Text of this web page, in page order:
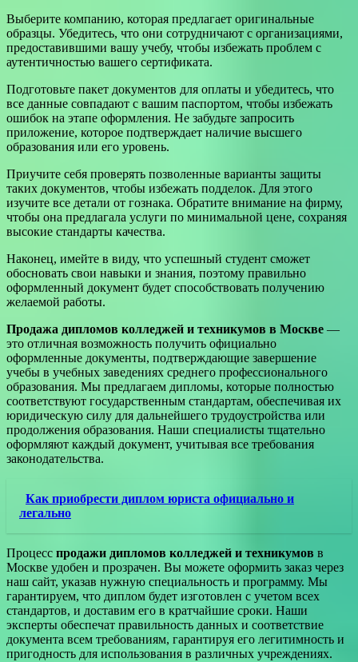
Выберите компанию, которая предлагает оригинальные
образцы. Убедитесь, что они сотрудничают с организациями,
предоставившими вашу учебу, чтобы избежать проблем с
аутентичностью вашего сертификата.
Подготовьте пакет документов для оплаты и убедитесь, что
все данные совпадают с вашим паспортом, чтобы избежать
ошибок на этапе оформления. Не забудьте запросить
приложение, которое подтверждает наличие высшего
образования или его уровень.
Приучите себя проверять позволенные варианты защиты
таких документов, чтобы избежать подделок. Для этого
изучите все детали от гознака. Обратите внимание на фирму,
чтобы она предлагала услуги по минимальной цене, сохраняя
высокие стандарты качества.
Наконец, имейте в виду, что успешный студент сможет
обосновать свои навыки и знания, поэтому правильно
оформленный документ будет способствовать получению
желаемой работы.
Продажа дипломов колледжей и техникумов в Москве —
это отличная возможность получить официально
оформленные документы, подтверждающие завершение
учебы в учебных заведениях среднего профессионального
образования. Мы предлагаем дипломы, которые полностью
соответствуют государственным стандартам, обеспечивая их
юридическую силу для дальнейшего трудоустройства или
продолжения образования. Наши специалисты тщательно
оформляют каждый документ, учитывая все требования
законодательства.
Как приобрести диплом юриста официально и
легально
Процесс продажи дипломов колледжей и техникумов в
Москве удобен и прозрачен. Вы можете оформить заказ через
наш сайт, указав нужную специальность и программу. Мы
гарантируем, что диплом будет изготовлен с учетом всех
стандартов, и доставим его в кратчайшие сроки. Наши
эксперты обеспечат правильность данных и соответствие
документа всем требованиям, гарантируя его легитимность и
пригодность для использования в различных учреждениях.